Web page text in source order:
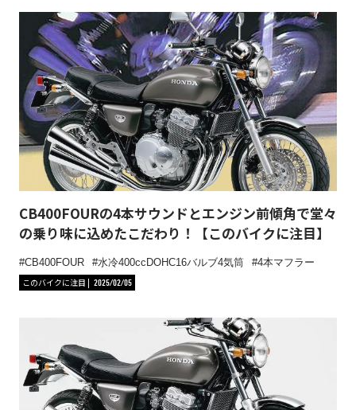
CB400FOURの4本サウンドとエンジン前傾角で堂々
の乗り味に込めたこだわり！【このバイクに注目】
CB400FOUR 水冷400ccDOHC16バルブ4気筒
4本マフラー
このバイクに注目
2025/02/05